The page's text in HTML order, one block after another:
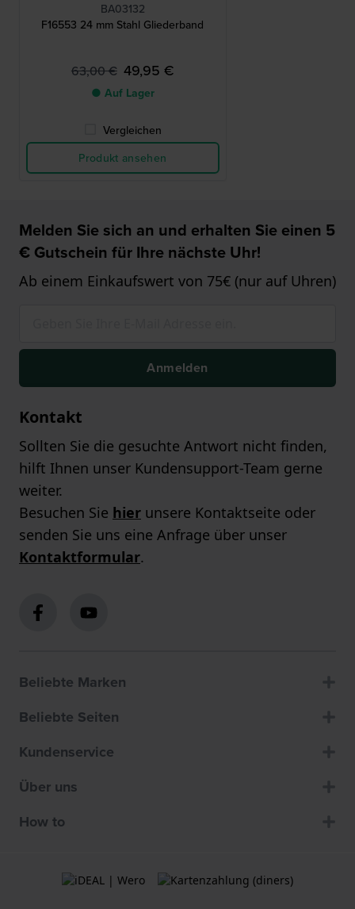
BA03132
F16553 24 mm Stahl Gliederband
63,00 € 49,95 €
● Auf Lager
Vergleichen
Produkt ansehen
Melden Sie sich an und erhalten Sie einen 5
€ Gutschein für Ihre nächste Uhr!
Ab einem Einkaufswert von 75€ (nur auf Uhren)
Anmelden
Kontakt
Sollten Sie die gesuchte Antwort nicht finden,
hilft Ihnen unser Kundensupport-Team gerne
weiter.
Besuchen Sie hier unsere Kontaktseite oder
senden Sie uns eine Anfrage über unser
Kontaktformular.
Beliebte Marken
Beliebte Seiten
Kundenservice
Über uns
How to